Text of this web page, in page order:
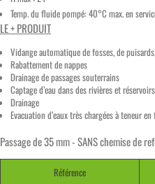
Temp. du fluide pompé: 40°C max. en
LE + PRODUIT
Vidange automatique de fosses, de
Rabattement de nappes
Drainage de passages souterrains
Captage d’eau dans des rivières et réservoirs
Drainage
Evacuation d’eaux très chargées à teneur
Passage de 35 mm - SANS chemise de
Référence